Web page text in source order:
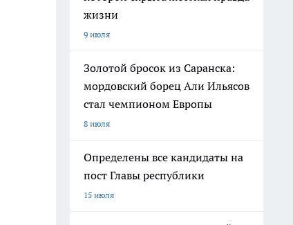
жизни
9 июля
Золотой бросок из Саранска:
мордовский борец Али Ильясов
стал чемпионом Европы
8 июля
Определены все кандидаты на
пост Главы республики
15 июля